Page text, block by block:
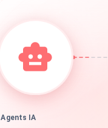
Agents IA